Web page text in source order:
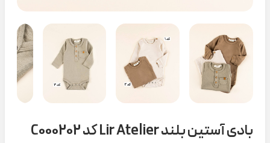
بادی آستین بلند Lir Atelier کد C000202